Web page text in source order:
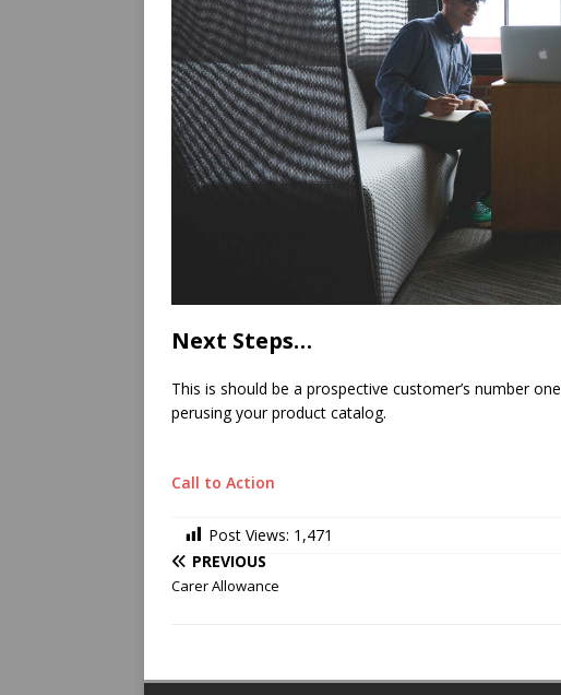
Next Steps…
This is should be a prospective customer’s number
perusing your product catalog.
Call to Action
Post Views: 1,471
PREVIOUS
Carer Allowance